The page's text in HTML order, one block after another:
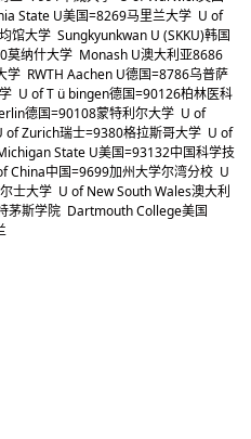
State U美国=8269马里兰大学 U of
馆大学 Sungkyunkwan U (SKKU)韩国
莫纳什大学 Monash U澳大利亚8686
学 RWTH Aachen U德国=8786乌普萨
U of T ü bingen德国=90126柏林医科
德国=90108蒙特利尔大学 U of
of Zurich瑞士=9380格拉斯哥大学 U of
State U美国=93132中国科学技
China中国=9699加州大学尔湾分校 U
士大学 U of New South Wales澳大利
茅斯学院 Dartmouth College美国